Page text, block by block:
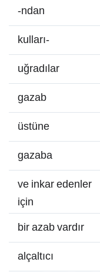
-ndan
kulları-
uğradılar
gazab
üstüne
gazaba
ve inkar edenler
için
bir azab vardır
alçaltıcı